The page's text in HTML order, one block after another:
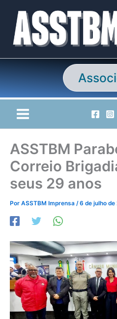
conteúdo
ASSTBM
Correio
seus 29 anos
Por ASSTBM Imprensa /6 de julho de